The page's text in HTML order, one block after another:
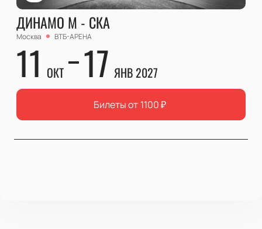
ДИНАМО М - СКА
Москва ВТБ-АРЕНА
11 ОКТ 17 ЯНВ 2027
Билеты от 1100₽